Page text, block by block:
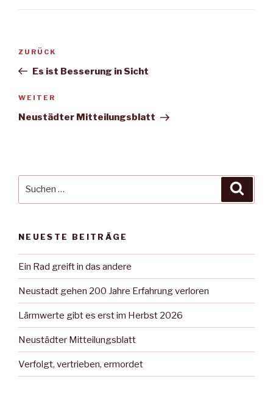
Beitragsnavigation
Vorheriger
Beitrag
ZURÜCK
Es ist Besserung in Sicht
Nächster
Beitrag
WEITER
Neustädter Mitteilungsblatt
NEUESTE BEITRÄGE
Ein Rad greift in das andere
Neustadt gehen 200 Jahre Erfahrung verloren
Lärmwerte gibt es erst im Herbst 2026
Neustädter Mitteilungsblatt
Verfolgt, vertrieben, ermordet